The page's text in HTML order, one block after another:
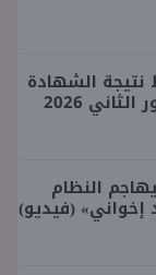
رابط نتيجة الشهادة
2026
النظام
إخواني» (فيديو)